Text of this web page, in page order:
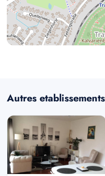
Autres